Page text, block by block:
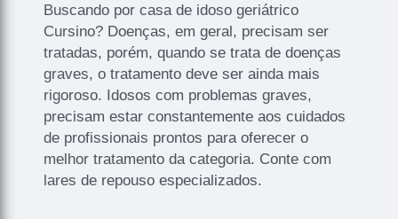
Buscando por casa de idoso geriátrico
Cursino? Doenças, em geral, precisam ser
tratadas, porém, quando se trata de doenças
graves, o tratamento deve ser ainda mais
rigoroso. Idosos com problemas graves,
precisam estar constantemente aos cuidados
de profissionais prontos para oferecer o
melhor tratamento da categoria. Conte com
lares de repouso especializados.